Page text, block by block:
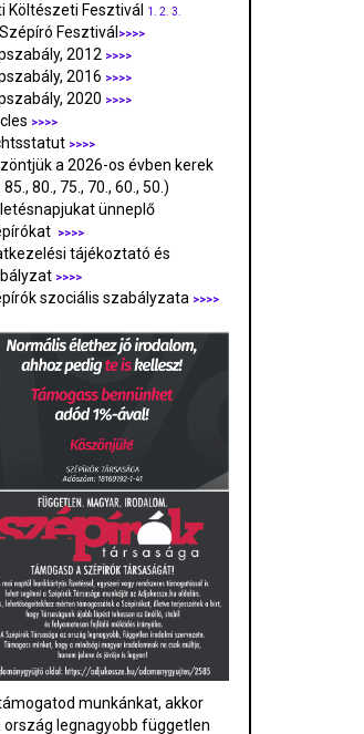
Költészeti Fesztivál 1. 2. 3.
Fesztivál >>>>
2012 >>>>
2016 >>>>
2020 >>>>
>>>>
>>>>
a 2026-os évben kerek
85., 80., 75., 70., 60., 50.)
ünneplő
>>>>
tájékoztató és
>>>>
szociális szabályzata >>>>
munkánkat, akkor
ország legnagyobb független